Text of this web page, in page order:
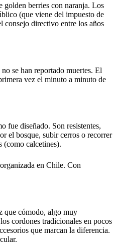
berries con naranja. Los
(que viene del impuesto de
consejo directivo entre los años
se han reportado muertes. El
vez el minuto a minuto de
fue diseñado. Son resistentes,
el bosque, subir cerros o recorrer
(como calcetines).
en Chile. Con
que cómodo, algo muy
cordones tradicionales en pocos
que marcan la diferencia.